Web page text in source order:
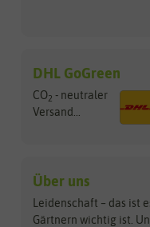
DHL GoGreen
CO2 - neutraler
Versand...
Über uns
Leidenschaft – das ist
Gärtnern wichtig ist.